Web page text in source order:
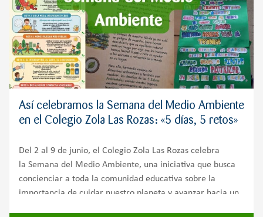
Así celebramos la Semana del Medio Ambiente
en el Colegio Zola Las Rozas: «5 días, 5 retos»
Del 2 al 9 de junio, el Colegio Zola Las Rozas celebra
la Semana del Medio Ambiente, una iniciativa que busca
concienciar a toda la comunidad educativa sobre la
importancia de cuidar nuestro planeta y avanzar hacia un